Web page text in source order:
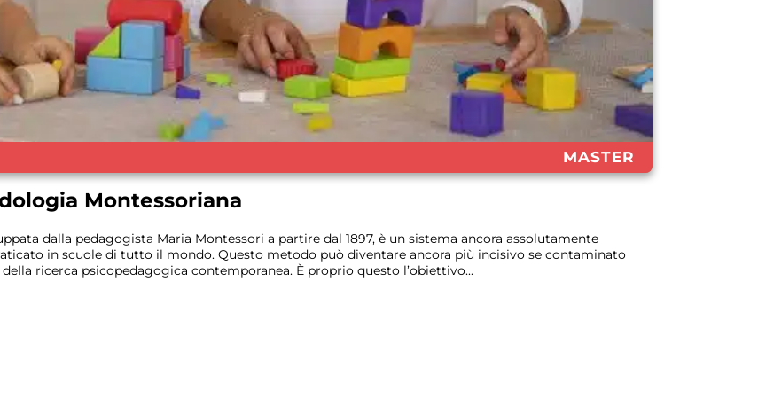
MASTER
Montessoriana
dalla pedagogista Maria Montessori a partire dal 1897, è un sistema ancora assolutamente
in scuole di tutto il mondo. Questo metodo può diventare ancora più incisivo se contaminato
ricerca psicopedagogica contemporanea. È proprio questo l’obiettivo...